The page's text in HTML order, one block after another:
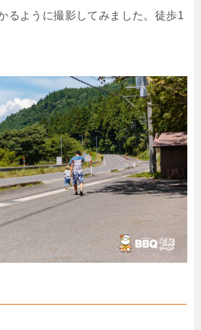
るように撮影してみました。徒歩1